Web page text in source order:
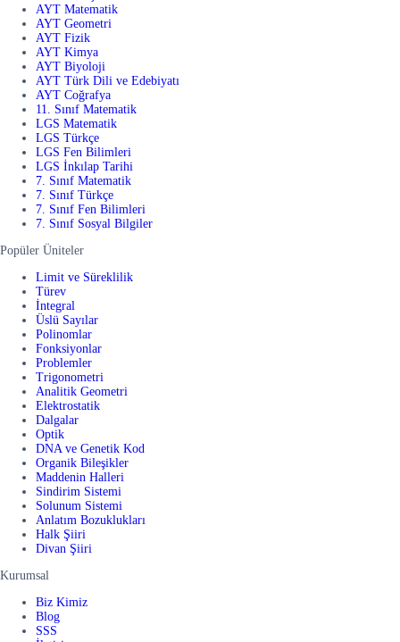
AYT Matematik
AYT Geometri
AYT Fizik
AYT Kimya
AYT Biyoloji
AYT Türk Dili ve Edebiyatı
AYT Coğrafya
11. Sınıf Matematik
LGS Matematik
LGS Türkçe
LGS Fen Bilimleri
LGS İnkılap Tarihi
7. Sınıf Matematik
7. Sınıf Türkçe
7. Sınıf Fen Bilimleri
7. Sınıf Sosyal Bilgiler
Popüler Üniteler
Limit ve Süreklilik
Türev
İntegral
Üslü Sayılar
Polinomlar
Fonksiyonlar
Problemler
Trigonometri
Analitik Geometri
Elektrostatik
Dalgalar
Optik
DNA ve Genetik Kod
Organik Bileşikler
Maddenin Halleri
Sindirim Sistemi
Solunum Sistemi
Anlatım Bozuklukları
Halk Şiiri
Divan Şiiri
Kurumsal
Biz Kimiz
Blog
SSS